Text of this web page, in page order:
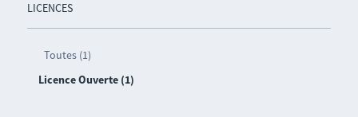
LICENCES
Toutes (1)
Licence Ouverte (1)